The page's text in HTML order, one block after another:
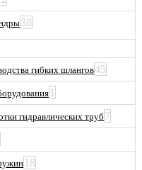
38
гибких шлангов45
1
гидравлических труб7
18